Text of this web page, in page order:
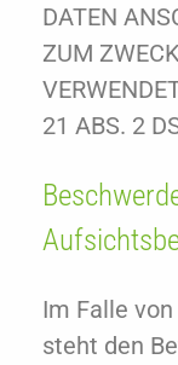
DATEN
ZUM
21 ABS. 2
Im Falle
steht den